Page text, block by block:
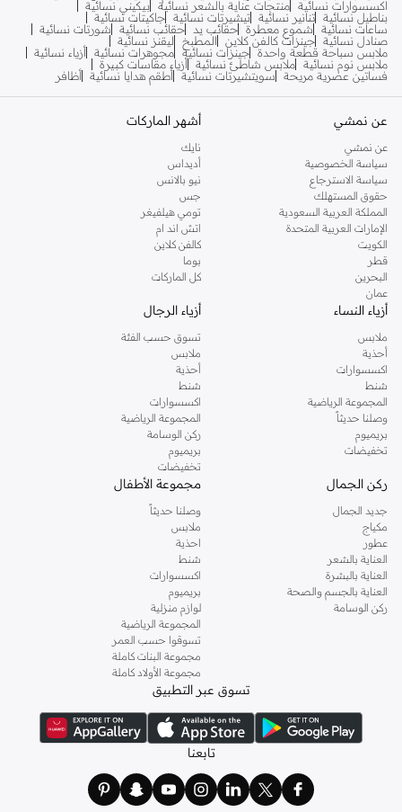
اكسسوارات نسائية منتجات عناية بالشعر نسائية بيكيني نسائية
بناطيل نسائية تنانير نسائية تيشيرتات نسائية جاكيتات نسائية
ساعات نسائية
شموع معطرة حقائب يد حقائب نسائية
شورتات نسائية
صنادل نسائية جينزات كالفن كلاين المطبخ
ليقنز نسائية
ملابس سباحة قطعة واحدة جينزات نسائية مجوهرات نسائية أزياء نسائية
ملابس نوم نسائية ملابس شاطئ نسائية أزياء مقاسات كبيرة
فساتين عصرية مريحة
سويتشيرتات نسائية أطقم هدايا نسائية أظافر
عن نمشي
عن نمشي
سياسة الخصوصية
سياسة الاسترجاع
حقوق المستهلك
المملكة العربية السعودية
الإمارات العربية المتحدة
الكويت
قطر
البحرين
عمان
أشهر الماركات
نايك
أديداس
نيو بالانس
جس
تومي هيلفيغر
اتش اند ام
كالفن كلاين
بوما
كل الماركات
أزياء النساء
ملابس
أحذية
اكسسوارات
شنط
المجموعة الرياضية
وصلنا حديثاً
بريميوم
تخفيضات
أزياء الرجال
تسوق حسب الفئة
ملابس
أحذية
شنط
اكسسوارات
المجموعة الرياضية
ركن الوسامة
بريميوم
تخفيضات
ركن الجمال
جديد الجمال
مكياج
عطور
العناية بالشعر
العناية بالبشرة
العناية بالجسم والصحة
ركن الوسامة
مجموعة الأطفال
وصلنا حديثاً
ملابس
احذية
شنط
اكسسوارات
بريميوم
لوازم منزلية
المجموعة الرياضية
تسوقوا حسب العمر
مجموعة البنات كاملة
مجموعة الأولاد كاملة
تسوق عبر التطبيق
تابعنا